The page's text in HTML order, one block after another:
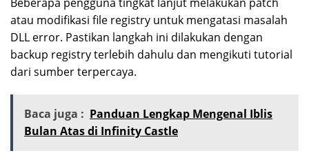
atau modifikasi file registry untuk mengatasi masalah
DLL error. Pastikan langkah ini dilakukan dengan
backup registry terlebih dahulu dan mengikuti tutorial
dari sumber terpercaya.
Baca juga : Panduan Lengkap Mengenal Iblis
Bulan Atas di Infinity Castle